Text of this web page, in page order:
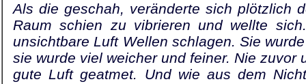
Als die geschah, veränderte sich plötzlich
Raum schien zu vibrieren und wellte
unsichtbare Luft Wellen schlagen. Sie
sie wurde viel weicher und feiner. Nie zuvor
gute Luft geatmet. Und wie aus dem